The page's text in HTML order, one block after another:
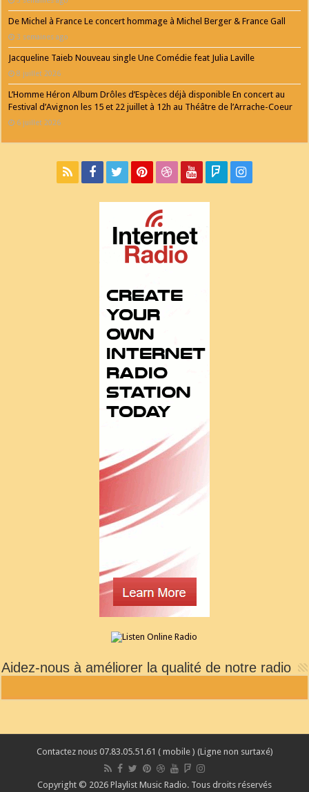
De Michel à France Le concert hommage à Michel Berger & France Gall
3 semaines ago
Jacqueline Taieb Nouveau single Une Comédie feat Julia Laville
8 juillet 2026
L’Homme Héron Album Drôles d’Espèces déjà disponible En concert au
Festival d’Avignon les 15 et 22 juillet à 12h au Théâtre de l’Arrache-Coeur
6 juillet 2026
Aidez-nous à améliorer la qualité de notre radio
Contactez nous 07.83.05.51.61 ( mobile ) (Ligne non surtaxé)
Copyright © 2026 Playlist Music Radio. Tous droits réservés